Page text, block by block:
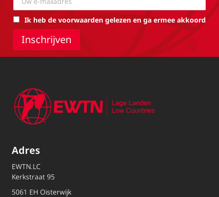
Ik heb de voorwaarden gelezen en ga ermee akkoord
Adres
EWTN.LC
Kerkstraat 95
5061 EH Oisterwijk